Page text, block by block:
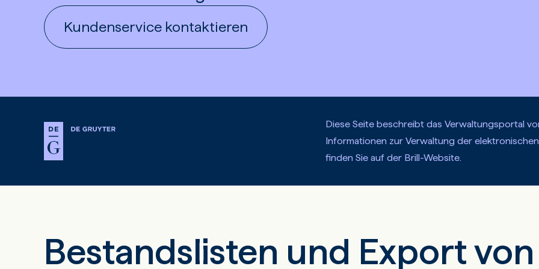
Kundenservice kontaktieren
Diese Seite beschreibt das Verwaltungsportal
Informationen zur Verwaltung der
finden Sie auf der Brill-Website.
Bestandslisten und Export von